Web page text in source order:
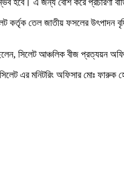
কর্তৃক তেল জাতীয় ফসলের
সিলেট আঞ্চলিক বীজ প্রত্যয়ন
এর মনিটরিং অফিসার মোঃ